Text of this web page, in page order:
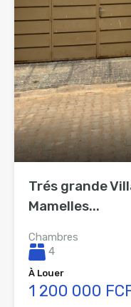
Trés grande
Mamelles...
Chambres
4
À Louer
1 200 000